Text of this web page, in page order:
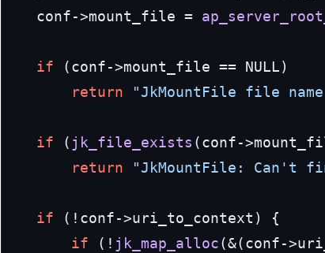
    conf
->mount_file =
if (conf->mount_file == NULL)
return
"JkMountFile file
if ( jk_file_exists (conf->
return
"JkMountFile: Can't
if (!conf->uri_to_context) {
if (! jk_map_alloc(&(conf->